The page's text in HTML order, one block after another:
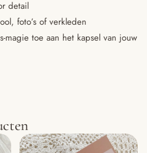
detail
foto’s of verkleden
magie toe aan het kapsel van jouw